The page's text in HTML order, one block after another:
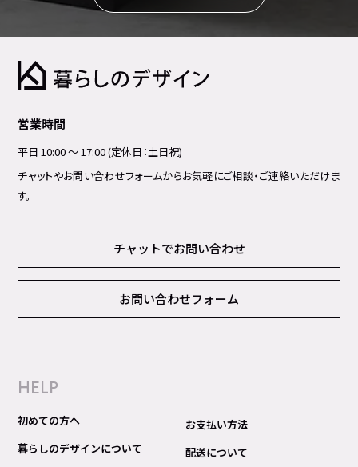
営業時間
平日 10:00 ～ 17:00 (定休日：土日祝)
チャットやお問い合わせフォームからお気軽にご相談・ご連絡いただけま
す。
チャットでお問い合わせ
お問い合わせフォーム
HELP
初めての方へ
暮らしのデザインについて
お支払い方法
配送について